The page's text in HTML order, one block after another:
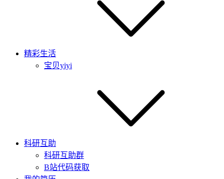
精彩生活
宝贝yiyi
科研互助
科研互助群
B站代码获取